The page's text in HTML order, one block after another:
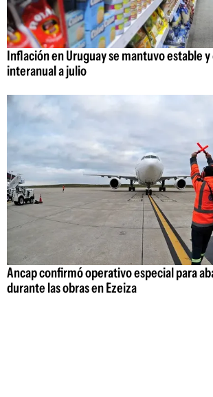
Inflación en Uruguay se mantuvo estable
interanual a julio
Ancap confirmó operativo especial para
durante las obras en Ezeiza